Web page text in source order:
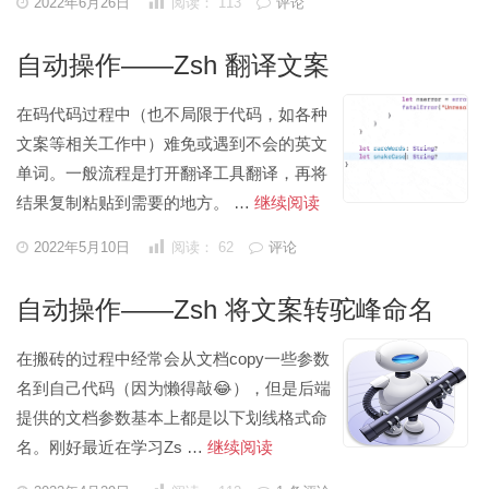
为
数
组
定
认
表
自动操作——Zsh 翻译文案
在码代码过程中（也不局限于代码，如各种
文案等相关工作中）难免或遇到不会的英文
单词。一般流程是打开翻译工具翻译，再将
结果复制粘贴到需要的地方。 … 继续阅读自
——
Zsh
翻
译
发 2022年5月10日 阅读： 62 评论
自动操作——Zsh 将文案转驼峰命名
在搬砖的过程中经常会从文档copy一些参数
名到自己代码（因为懒得敲😂），但是后端
提供的文档参数基本上都是以下划线格式命
名。刚好最近在学习Zs … 继续阅读自